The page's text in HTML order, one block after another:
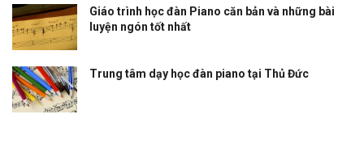
Giáo trình học đàn Piano căn bản và những bài
luyện ngón tốt nhất
Trung tâm dạy học đàn piano tại Thủ Đức